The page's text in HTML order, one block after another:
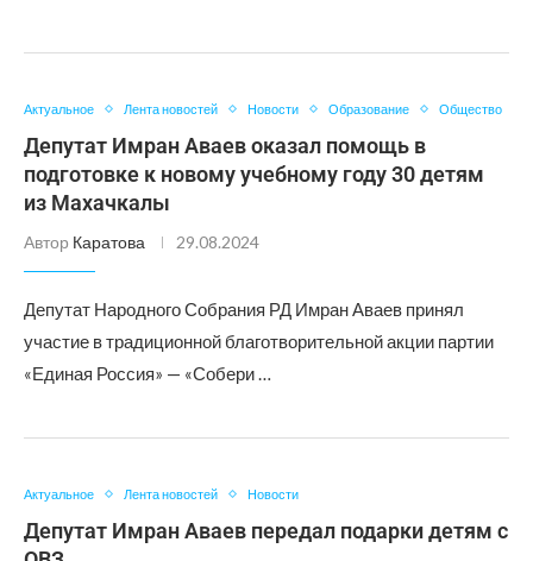
Актуальное Лента новостей Новости Образование Общество
Депутат Имран Аваев оказал помощь в
подготовке к новому учебному году 30 детям
из Махачкалы
Автор Каратова 29.08.2024
Депутат Народного Собрания РД Имран Аваев принял
участие в традиционной благотворительной акции партии
«Единая Россия» — «Собери …
Актуальное Лента новостей Новости
Депутат Имран Аваев передал подарки детям с